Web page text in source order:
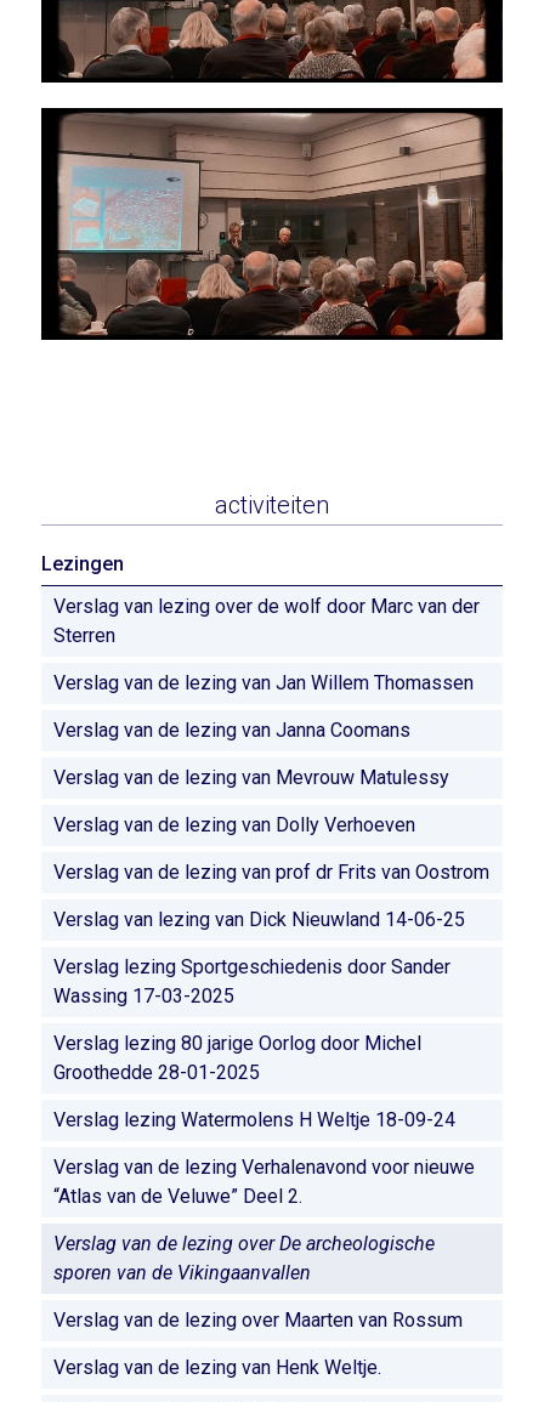
activiteiten
Lezingen
Verslag van lezing over de wolf door Marc van der
Sterren
Verslag van de lezing van Jan Willem Thomassen
Verslag van de lezing van Janna Coomans
Verslag van de lezing van Mevrouw Matulessy
Verslag van de lezing van Dolly Verhoeven
Verslag van de lezing van prof dr Frits van Oostrom
Verslag van lezing van Dick Nieuwland 14-06-25
Verslag lezing Sportgeschiedenis door Sander
Wassing 17-03-2025
Verslag lezing 80 jarige Oorlog door Michel
Groothedde 28-01-2025
Verslag lezing Watermolens H Weltje 18-09-24
Verslag van de lezing Verhalenavond voor nieuwe
“Atlas van de Veluwe” Deel 2.
Verslag van de lezing over De archeologische
sporen van de Vikingaanvallen
Verslag van de lezing over Maarten van Rossum
Verslag van de lezing van Henk Weltje.